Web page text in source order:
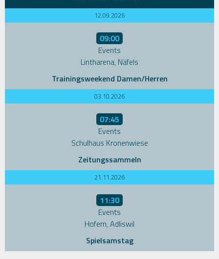
12.09.2026
09:00
Events
Lintharena, Näfels
Trainingsweekend Damen/Herren
03.10.2026
07:45
Events
Schulhaus Kronenwiese
Zeitungssammeln
21.11.2026
11:30
Events
Hofern, Adliswil
Spielsamstag